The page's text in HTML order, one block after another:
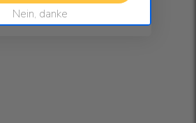
Nein, danke